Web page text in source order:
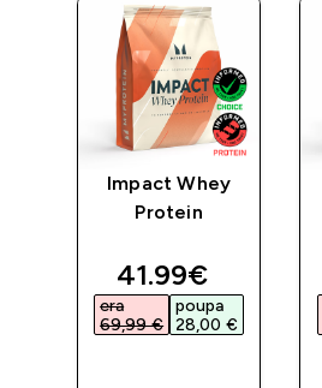
Impact Whey
Protein
discounted price
41.99€‎
era
69,99 €‎
poupa
28,00 €‎